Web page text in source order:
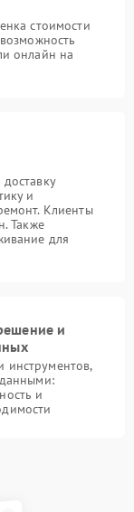
стоимости
онлайн на
и
Клиенты
Также
для
и
инструментов,
и